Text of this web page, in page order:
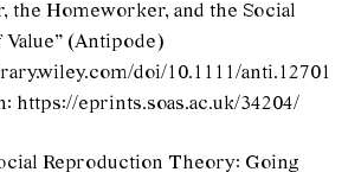
the Homeworker, and the Social
(Antipode)
doi/10.1111/anti.12701
https://eprints.soas.ac.uk/34204/
Reproduction Theory: Going